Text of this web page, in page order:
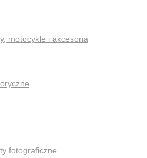
motocykle i akcesoria
fotograficzne